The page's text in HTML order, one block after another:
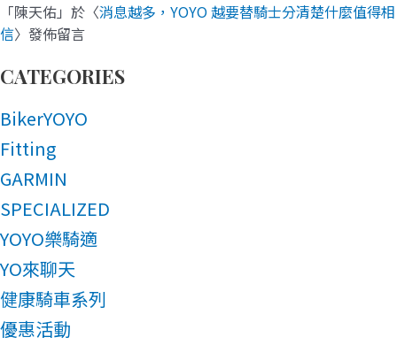
「陳天佑」於〈消息越多，YOYO 越要替騎士分清楚什麼值得相
信〉發佈留言
CATEGORIES
BikerYOYO
Fitting
GARMIN
SPECIALIZED
YOYO樂騎適
YO來聊天
健康騎車系列
優惠活動